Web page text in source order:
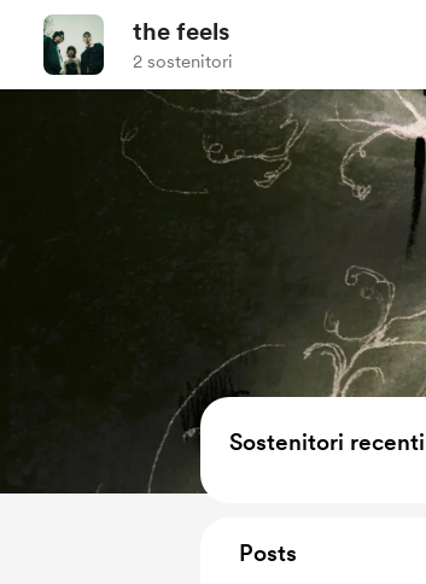
the feels
2 sostenitori
Sostenitori recenti
Posts